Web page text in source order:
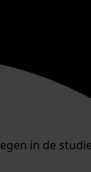
in de